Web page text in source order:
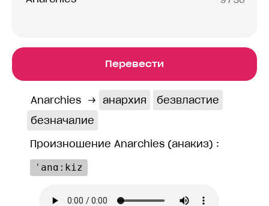
Перевести
Anarchies → анархия
безвластие
безначалие
Произношение Anarchies (анакиз) :
ˈanɑːkiz